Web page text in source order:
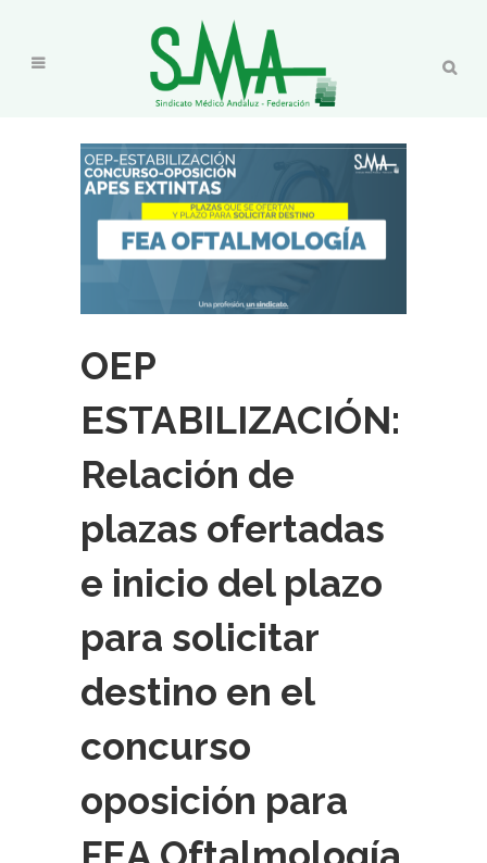
OEP
ESTABILIZACIÓN:
Relación de
plazas ofertadas
e inicio del plazo
para solicitar
destino en el
concurso
oposición para